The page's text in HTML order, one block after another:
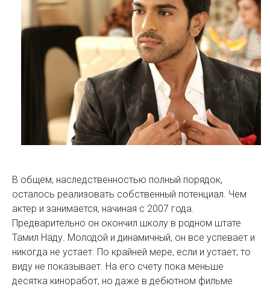
В общем, наследственностью полный порядок,
осталось реализовать собственный потенциал. Чем
актер и занимается, начиная с 2007 года.
Предварительно он окончил школу в родном штате
Тамил Наду. Молодой и динамичный, он все успевает и
никогда не устает. По крайней мере, если и устает, то
виду не показывает. На его счету пока меньше
десятка киноработ, но даже в дебютном фильме